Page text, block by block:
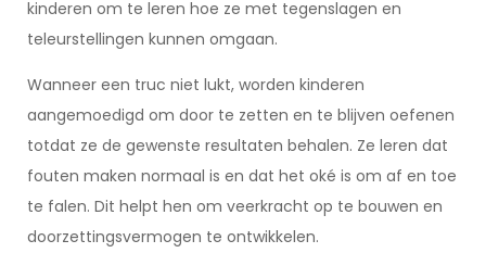
kinderen om te leren hoe ze met tegenslagen en
teleurstellingen kunnen omgaan.
Wanneer een truc niet lukt, worden kinderen
aangemoedigd om door te zetten en te blijven oefenen
totdat ze de gewenste resultaten behalen. Ze leren dat
fouten maken normaal is en dat het oké is om af en toe
te falen. Dit helpt hen om veerkracht op te bouwen en
doorzettingsvermogen te ontwikkelen.